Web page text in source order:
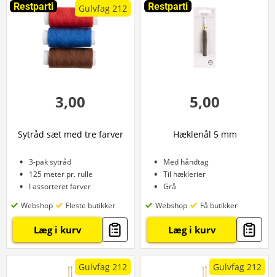
Restparti Gulvfag 212
3,00
Sytråd sæt med tre farver
3-pak sytråd
125 meter pr. rulle
I assorteret farver
Webshop
Fleste butikker
Læg i kurv
Restparti
5,00
Hæklenål 5 mm
Med håndtag
Til hæklerier
Grå
Webshop
Få butikker
Læg i kurv
Gulvfag 212 Gulvfag 212